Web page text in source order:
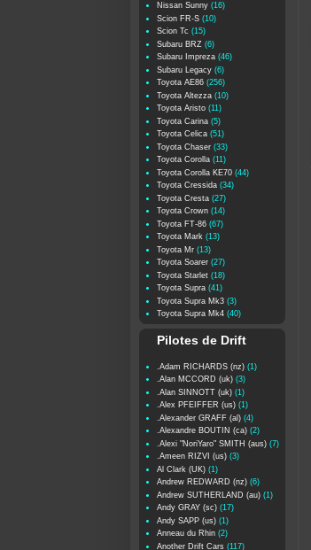
Nissan Sunny (16)
Scion FR-S (10)
Scion Tc (15)
Subaru BRZ (6)
Subaru Impreza (46)
Subaru Legacy (6)
Toyota AE86 (256)
Toyota Altezza (10)
Toyota Aristo (11)
Toyota Carina (5)
Toyota Celica (51)
Toyota Chaser (33)
Toyota Corolla (11)
Toyota Corolla KE70 (44)
Toyota Cressida (34)
Toyota Cresta (27)
Toyota Crown (14)
Toyota FT-86 (67)
Toyota Mark (13)
Toyota Mr (13)
Toyota Soarer (27)
Toyota Starlet (18)
Toyota Supra (41)
Toyota Supra Mk3 (3)
Toyota Supra Mk4 (40)
Pilotes de Drift
.Adam RICHARDS (nz) (1)
.Alan MCCORD (uk) (3)
.Alan SINNOTT (uk) (1)
.Alex PFEIFFER (us) (1)
.Alexander GRAFF (al) (4)
.Alexandre BOUTIN (ca) (2)
.Alexi "NoriYaro" SMITH (aus) (7)
.Ameen RIZVI (us) (3)
Al Clark (UK) (1)
Andrew REDWARD (nz) (6)
Andrew SUTHERLAND (au) (1)
Andy GRAY (sc) (17)
Andy SAPP (us) (1)
Anneau du Rhin (2)
Another Drift Cars (117)